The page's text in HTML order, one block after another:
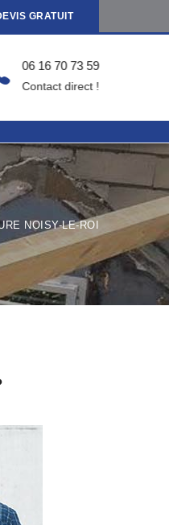
GRATUIT
06 16 70 73 59
Contact direct !
NOISY-LE-ROI